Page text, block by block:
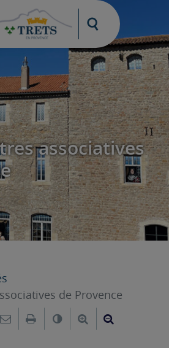
Moteur de
associatives
de Provence
sur Facebook
sur Twitter
Envoyer par e-mail
ImprimerChanger leAgrandir le